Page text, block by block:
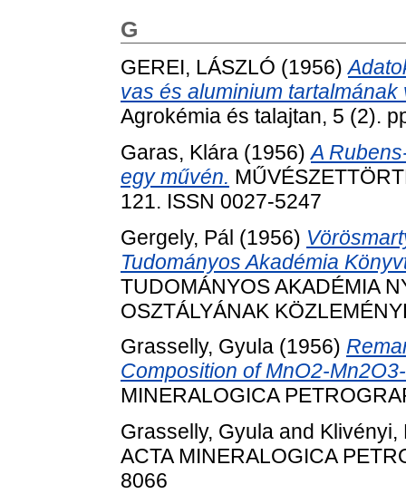
G
GEREI, LÁSZLÓ (1956)
vas és aluminium
Agrokémia és talajtan, 5 (2).
Garas, Klára (1956)A
egy művén.
121. ISSN 0027-5247
Gergely, Pál (1956)
Tudományos Akadémia
TUDOMÁNYOS AKADÉMIA
OSZTÁLYÁNAK
Grasselly, Gyula (1956)
Composition of MnO2-
MINERALOGICA
Grasselly, Gyula and Klivényi,
ACTA MINERALOGICA
8066